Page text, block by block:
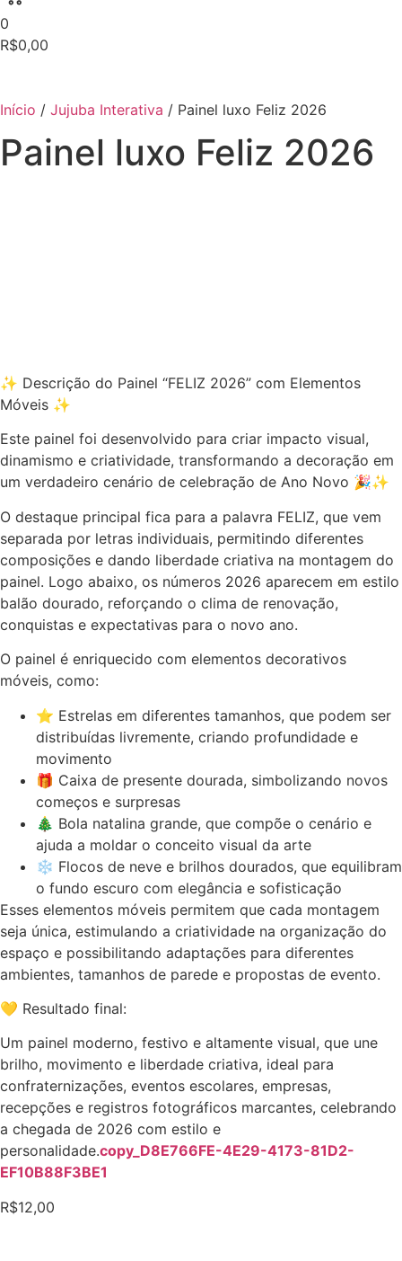
0
R$0,00
Início / Jujuba Interativa / Painel luxo Feliz 2026
Painel luxo Feliz 2026
✨ Descrição do Painel “FELIZ 2026” com Elementos
Móveis ✨
Este painel foi desenvolvido para criar impacto visual,
dinamismo e criatividade, transformando a decoração em
um verdadeiro cenário de celebração de Ano Novo 🎉✨
O destaque principal fica para a palavra FELIZ, que vem
separada por letras individuais, permitindo diferentes
composições e dando liberdade criativa na montagem do
painel. Logo abaixo, os números 2026 aparecem em estilo
balão dourado, reforçando o clima de renovação,
conquistas e expectativas para o novo ano.
O painel é enriquecido com elementos decorativos
móveis, como:
⭐ Estrelas em diferentes tamanhos, que podem ser
distribuídas livremente, criando profundidade e
movimento
🎁 Caixa de presente dourada, simbolizando novos
começos e surpresas
🎄 Bola natalina grande, que compõe o cenário e
ajuda a moldar o conceito visual da arte
❄️ Flocos de neve e brilhos dourados, que equilibram
o fundo escuro com elegância e sofisticação
Esses elementos móveis permitem que cada montagem
seja única, estimulando a criatividade na organização do
espaço e possibilitando adaptações para diferentes
ambientes, tamanhos de parede e propostas de evento.
💛 Resultado final:
Um painel moderno, festivo e altamente visual, que une
brilho, movimento e liberdade criativa, ideal para
confraternizações, eventos escolares, empresas,
recepções e registros fotográficos marcantes, celebrando
a chegada de 2026 com estilo e
personalidade.copy_D8E766FE-4E29-4173-81D2-
EF10B88F3BE1
R$12,00